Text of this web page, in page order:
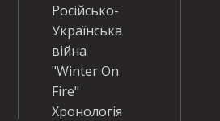
Російсько-
Українська
війна
"Winter On
Fire"
Хронологія